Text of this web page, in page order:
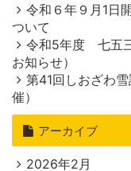
令和６年９月1日
ついて
令和5年度 七五
お知らせ）
第41回しおざわ
催）
アーカイブ
2026年2月